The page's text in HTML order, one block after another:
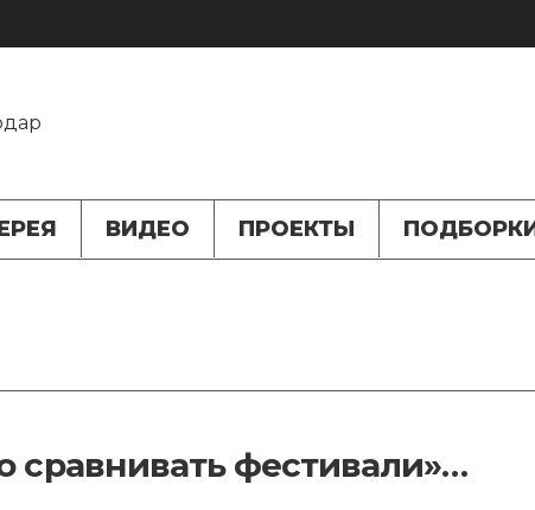
ВИДЕО ПРОЕКТЫ
сравнивать фестивали»…